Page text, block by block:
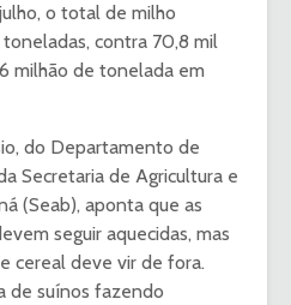
o total de milho
contra 70,8 mil
milhão de tonelada em
do Departamento de
Secretaria de Agricultura e
(Seab), aponta que as
seguir aquecidas, mas
cereal deve vir de fora.
de suínos fazendo